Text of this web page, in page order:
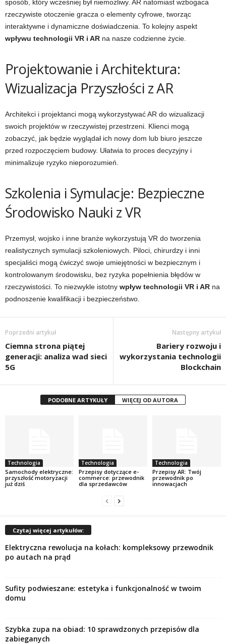
sposób, który wcześniej był niemożliwy. AR natomiast wzbogaca
rzeczywiste otoczenie gracza o elementy cyfrowe, tworząc
interaktywne i dynamiczne doświadczenia. To kolejny aspekt
wpływu technologii VR i AR na nasze codzienne życie.
Projektowanie i Architektura:
Wizualizacja Przyszłości z AR
Architekci i projektanci mogą wykorzystywać AR do wizualizacji
swoich projektów w rzeczywistej przestrzeni. Klienci mogą
zobaczyć, jak będzie wyglądał ich nowy dom lub biuro jeszcze
przed rozpoczęciem budowy. Ułatwia to proces decyzyjny i
minimalizuje ryzyko nieporozumień.
Szkolenia i Symulacje: Bezpieczne
Środowisko Nauki z VR
Przemysł, wojsko i inne branże wykorzystują VR do tworzenia
realistycznych symulacji szkoleniowych. Piloci, chirurdzy i inni
specjaliści mogą ćwiczyć swoje umiejętności w bezpiecznym i
kontrolowanym środowisku, bez ryzyka popełnienia błędów w
rzeczywistości. To niezwykle istotny wpływ technologii VR i AR na
podnoszenie kwalifikacji i bezpieczeństwo.
Poprzedni artykuł
Ciemna strona piątej
generacji: analiza wad sieci
5G
Następny artykuł
Bariery rozwoju i
wykorzystania technologii
Blockchain
PODOBNE ARTYKUŁY WIĘCEJ OD AUTORA
Technologia
Samochody elektryczne:
przyszłość motoryzacji
już dziś
Technologia
Przepisy dotyczące e-
commerce: przewodnik
dla sprzedawców
Technologia
Przepisy AR: Twój
przewodnik po
innowacjach
Czytaj więcej artykułów:
Elektryczna rewolucja na kołach: kompleksowy przewodnik
po autach na prąd
Sufity podwieszane: estetyka i funkcjonalność w twoim
domu
Szybka zupa na obiad: 10 sprawdzonych przepisów dla
zabieganych